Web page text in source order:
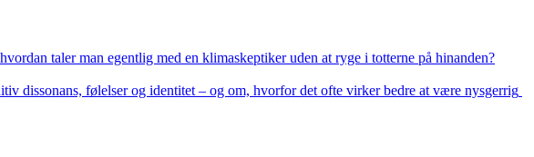
taler man egentlig med en klimaskeptiker uden at ryge i totterne på hinanden?
dissonans, følelser og identitet – og om, hvorfor det ofte virker bedre at være nysgerrig